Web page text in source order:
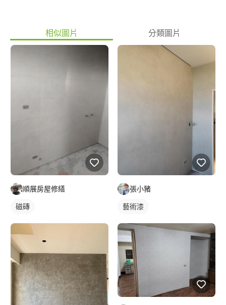
相似圖片 分類圖片
順展房屋修繕
磁磚
張小豬
藝術漆